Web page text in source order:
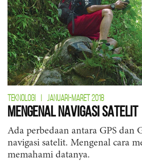
TEKNOLOGI JANUARI-MARET 2018
Mengenal Navigasi Satelit
Ada perbedaan antara GPS dan
navigasi satelit. Mengenal cara
memahami datanya.